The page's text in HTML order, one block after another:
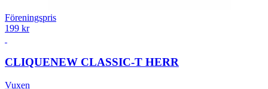
Föreningspris
199 kr
CLIQUENEW CLASSIC-T HERR
Vuxen